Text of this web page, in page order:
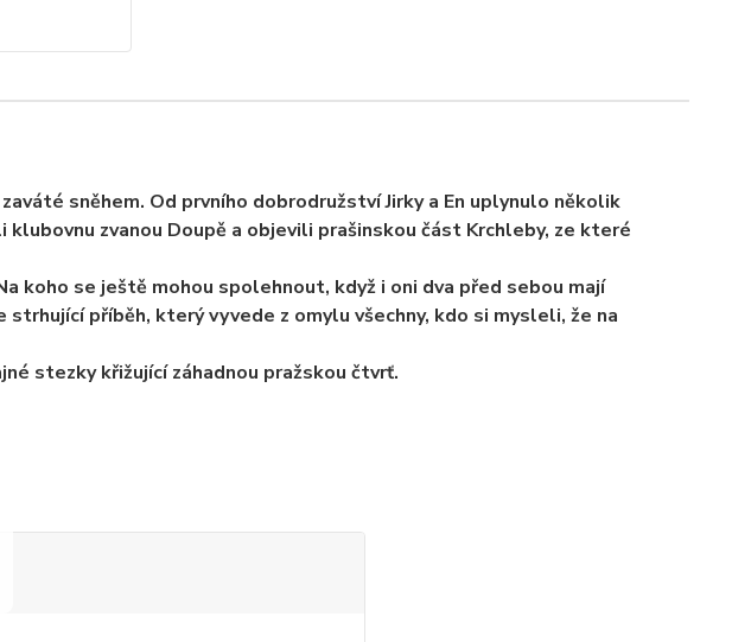
sněhem. Od prvního dobrodružství Jirky a En uplynulo několik
zvanou Doupě a objevili prašinskou část Krchleby, ze které
koho se ještě mohou spolehnout, když i oni dva před sebou mají
příběh, který vyvede z omylu všechny, kdo si mysleli, že na
stezky křižující záhadnou pražskou čtvrť.